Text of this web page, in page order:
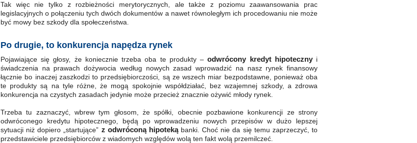
Tak więc nie tylko z rozbieżności merytorycznych, ale także z poziomu zaawansowania prac
legislacyjnych o połączeniu tych dwóch dokumentów a nawet równoległym ich procedowaniu nie może
być mowy bez szkody dla społeczeństwa.
Po drugie, to konkurencja napędza rynek
Pojawiające się głosy, że koniecznie trzeba oba te produkty –odwrócony kredyt hipotecznyi
świadczenia na prawach dożywocia według nowych zasad wprowadzić na nasz rynek finansowy
łącznie bo inaczej zaszkodzi to przedsiębiorczości, są ze wszech miar bezpodstawne, ponieważ oba
te produkty są na tyle różne, że mogą spokojnie współdziałać, bez wzajemnej szkody, a zdrowa
konkurencja na czystych zasadach jedynie może przecież znacznie ożywić młody rynek.
Trzeba tu zaznaczyć, wbrew tym głosom, że spółki, obecnie pozbawione konkurencji ze strony
odwróconego kredytu hipotecznego, będą po wprowadzeniu nowych przepisów w dużo lepszej
sytuacji niż dopiero „startujące” z odwróconą hipotekąbanki. Choć nie da się temu zaprzeczyć, to
przedstawiciele przedsiębiorców z wiadomych względów wolą ten fakt wolą przemilczeć.